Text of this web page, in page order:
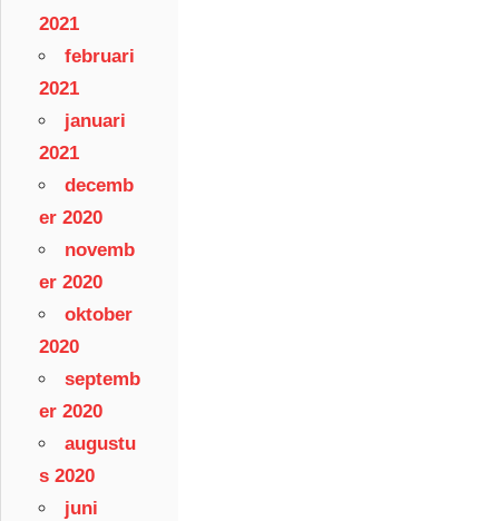
2021
februari
2021
januari
2021
decemb
er 2020
novemb
er 2020
oktober
2020
septemb
er 2020
augustu
s 2020
juni